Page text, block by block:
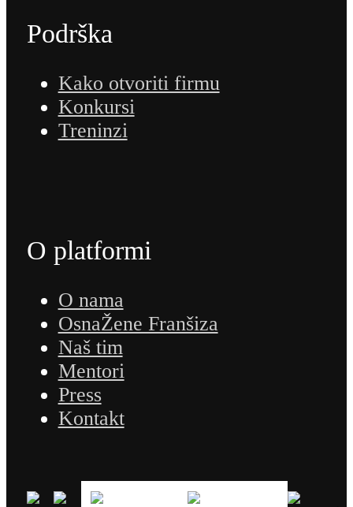
Podrška
Kako otvoriti firmu
Konkursi
Treninzi
O platformi
O nama
OsnaŽene Franšiza
Naš tim
Mentori
Press
Kontakt